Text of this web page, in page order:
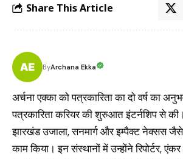
Share This Article
ByArchana Ekka
अर्चना एक्का को पत्रकारिता का दो वर्ष का
पत्रकारिता करियर की शुरुआत इंटर्नशिप से
झारखंड उजाला, सनमार्ग और इम्पैक्ट नेक्सस जैसे
काम किया। इन संस्थानों में उन्होंने रिपोर्टर,